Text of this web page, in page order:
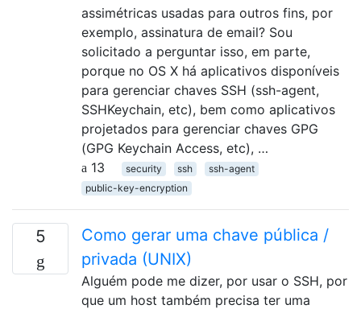
assimétricas usadas para outros fins, por
exemplo, assinatura de email? Sou
solicitado a perguntar isso, em parte,
porque no OS X há aplicativos disponíveis
para gerenciar chaves SSH (ssh-agent,
SSHKeychain, etc), bem como aplicativos
projetados para gerenciar chaves GPG
(GPG Keychain Access, etc), …
13
security ssh
ssh-agent
public-key-encryption
5
Como gerar uma chave pública /
privada (UNIX)
Alguém pode me dizer, por usar o SSH, por
que um host também precisa ter uma